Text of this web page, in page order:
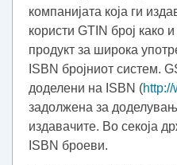
компанијата која ги
користи GTIN број како
продукт за широка
ISBN бројниот систем.
доделени на ISBN (
задолжена за
издавачите. Во секоја
ISBN броеви.